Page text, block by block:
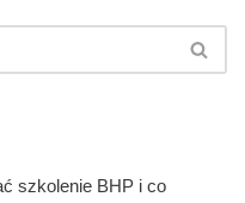
szkolenie BHP i co